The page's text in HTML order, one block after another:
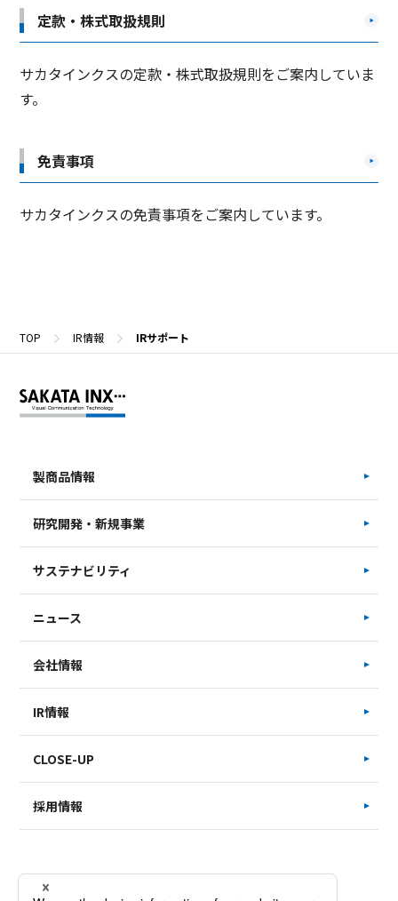
定款・株式取扱規則
サカタインクスの定款・株式取扱規則をご案内していま
す。
免責事項
サカタインクスの免責事項をご案内しています。
TOP IR情報 IRサポート
製商品情報
研究開発・新規事業
サステナビリティ
ニュース
会社情報
IR情報
CLOSE-UP
採用情報